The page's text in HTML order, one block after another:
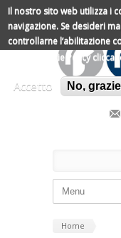
Il nostro sito web utilizza i
navigazione. Se desideri
controllarne l’abilitazione
nostra Cookie Policy
Accetto
No, grazie
Salta al contenuto
Home